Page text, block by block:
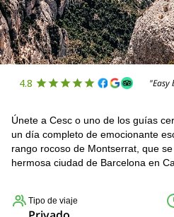
4.8
Únete a Cesc o uno de los guías
un día completo de emocionante
rango rocoso de Montserrat, que
hermosa ciudad de Barcelona en
Tipo de viaje